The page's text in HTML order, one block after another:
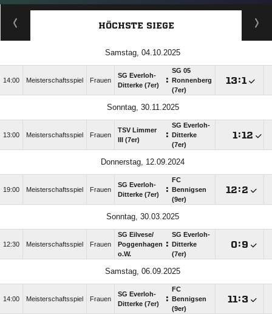
HÖCHSTE SIEGE
Samstag, 04.10.2025
14:00 Meisterschaftsspiel Frauen
SG Everloh-
Ditterke (7er)
:
SG 05
Ronnenberg
(7er)
:
Sonntag, 30.11.2025
13:00 Meisterschaftsspiel Frauen
TSV Limmer
III (7er)
:
SG Everloh-
Ditterke
(7er)
:
Donnerstag, 12.09.2024
19:00 Meisterschaftsspiel Frauen
SG Everloh-
Ditterke (7er)
:
FC
Bennigsen
(9er)
:
Sonntag, 30.03.2025
12:30 Meisterschaftsspiel Frauen
SG Eilvese/​
Poggenhagen
o.W.
:
SG Everloh-
Ditterke
(7er)
:
Samstag, 06.09.2025
14:00 Meisterschaftsspiel Frauen
SG Everloh-
Ditterke (7er)
:
FC
Bennigsen
(9er)
: